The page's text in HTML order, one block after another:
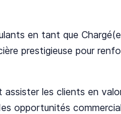
en tant que
prestigieuse pour
assister les clients en
opportunités